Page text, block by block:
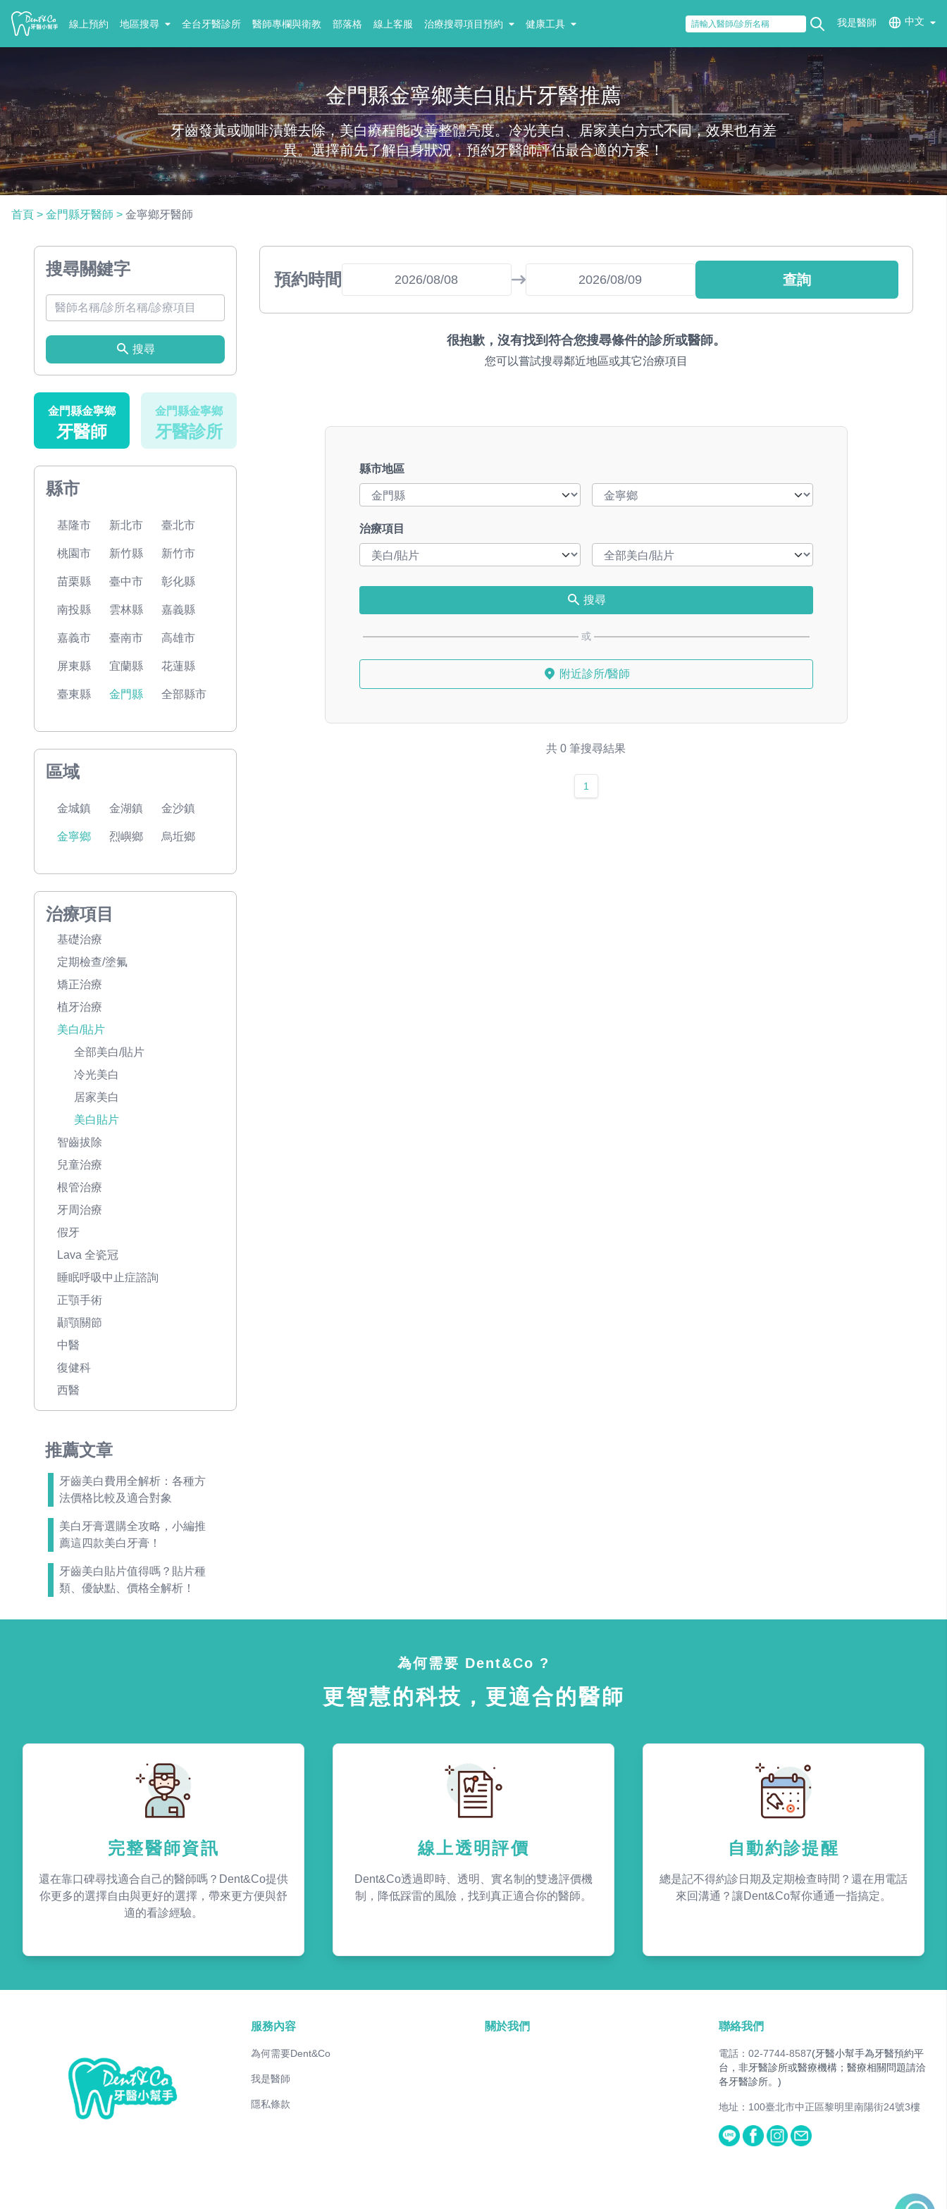
線上預約 地區搜尋 全台牙醫診所 醫師專欄與衛教 部落格 線上客服 治療搜尋項目預約 健康工具 我是醫師 中文
金門縣金寧鄉美白貼片牙醫推薦
牙齒發黃或咖啡漬難去除，美白療程能改善整體亮度。冷光美白、居家美白方式不同，效果也有差
異。選擇前先了解自身狀況，預約牙醫師評估最合適的方案！
首頁 > 金門縣牙醫師 > 金寧鄉牙醫師
搜尋關鍵字
搜尋
金門縣金寧鄉
牙醫師
金門縣金寧鄉
牙醫診所
縣市
基隆市 新北市 臺北市
桃園市 新竹縣 新竹市
苗栗縣 臺中市 彰化縣
南投縣 雲林縣 嘉義縣
嘉義市 臺南市 高雄市
屏東縣 宜蘭縣 花蓮縣
臺東縣 金門縣 全部縣市
區域
金城鎮 金湖鎮 金沙鎮
金寧鄉 烈嶼鄉 烏坵鄉
治療項目
基礎治療
定期檢查/塗氟
矯正治療
植牙治療
美白/貼片
全部美白/貼片
冷光美白
居家美白
美白貼片
智齒拔除
兒童治療
根管治療
牙周治療
假牙
Lava 全瓷冠
睡眠呼吸中止症諮詢
正顎手術
顳顎關節
中醫
復健科
西醫
推薦文章
牙齒美白費用全解析：各種方
法價格比較及適合對象
美白牙膏選購全攻略，小編推
薦這四款美白牙膏！
牙齒美白貼片值得嗎？貼片種
類、優缺點、價格全解析！
預約時間 查詢
很抱歉，沒有找到符合您搜尋條件的診所或醫師。
您可以嘗試搜尋鄰近地區或其它治療項目
縣市地區
治療項目
搜尋
或
附近診所/醫師
共 0 筆搜尋結果
1
為何需要 Dent&Co ?
更智慧的科技，更適合的醫師
完整醫師資訊
還在靠口碑尋找適合自己的醫師嗎？Dent&Co提供
你更多的選擇自由與更好的選擇，帶來更方便與舒
適的看診經驗。
線上透明評價
Dent&Co透過即時、透明、實名制的雙邊評價機
制，降低踩雷的風險，找到真正適合你的醫師。
自動約診提醒
總是記不得約診日期及定期檢查時間？還在用電話
來回溝通？讓Dent&Co幫你通通一指搞定。
服務內容
為何需要Dent&Co
我是醫師
隱私條款
關於我們 聯絡我們
電話：02-7744-8587(牙醫小幫手為牙醫預約平
台，非牙醫診所或醫療機構；醫療相關問題請洽
各牙醫診所。)
地址：100臺北市中正區黎明里南陽街24號3樓